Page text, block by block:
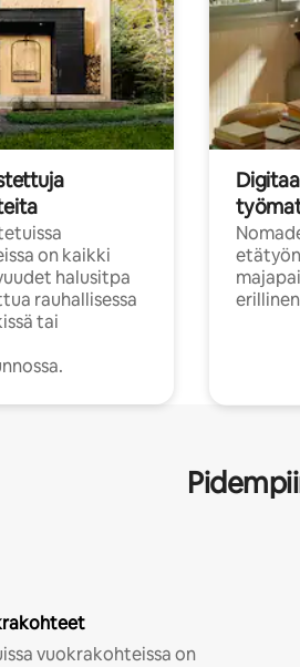
on kaikki
halusitpa
rauhallisessa
tai
vuokrakohteissa on